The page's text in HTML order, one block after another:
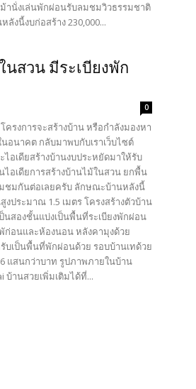
านั่งเล่นพักผ่อนรับลมชมวิวธรรมชาติ
งนี้งบก่อสร้าง 230,000...
นสวน มีระเบียงพัก
0
รงการจะสร้างบ้าน หรือกำลังมองหา
อนาคต กลับมาพบกับเราเว็บไซต์
อเดียสร้างบ้านงบประหยัดมาให้รับ
อเดียการสร้างบ้านไม้ในสวน ยกพื้น
มชมกันต่อเลยครับ ลักษณะบ้านหลังนี้
ประมาณ 1.5 เมตร โครงสร้างตัวบ้าน
นสองชั้นแบ่งเป็นพื้นที่ระเบียงพักผ่อน
ก่อนและห้องนอน หลังคามุงด้วย
บเป็นพื้นที่พักผ่อนด้วย รอบบ้านเทด้วย
แสนกว่าบาท รูปภาพภายในบ้าน
านสวยเพิ่มเติมได้ที่...